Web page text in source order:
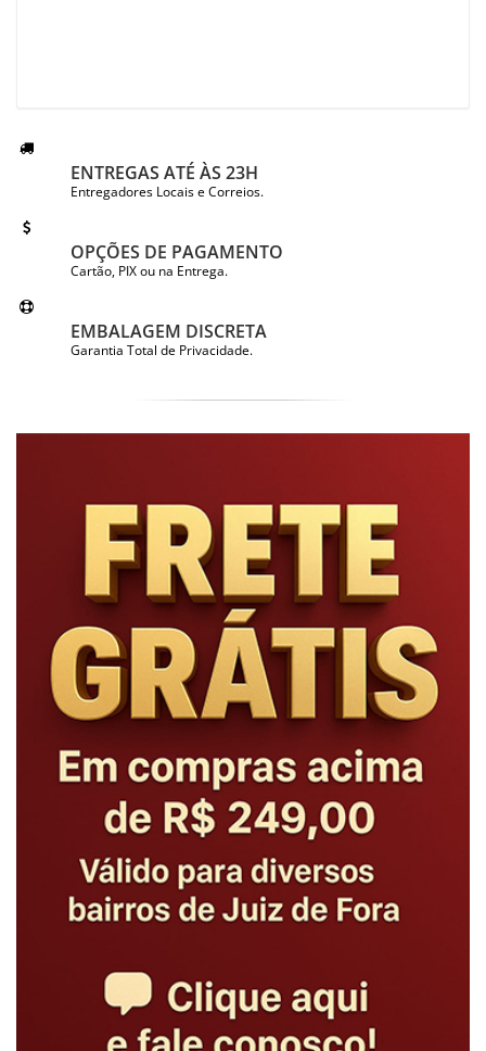
ENTREGAS ATÉ ÀS 23H
Entregadores Locais e Correios.
OPÇÕES DE PAGAMENTO
Cartão, PIX ou na Entrega.
EMBALAGEM DISCRETA
Garantia Total de Privacidade.